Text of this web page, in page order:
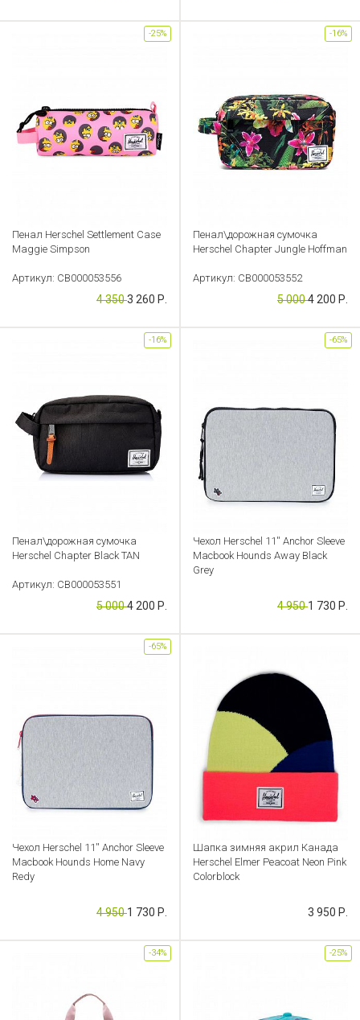
Пенал Herschel Settlement Case
Maggie Simpson
Артикул: CB000053556
4 3503 260 Р.
-25%
Пенал\дорожная сумочка
Herschel Chapter Jungle Hoffman
Артикул: CB000053552
5 0004 200 Р.
-16%
Пенал\дорожная сумочка
Herschel Chapter Black TAN
Артикул: CB000053551
5 0004 200 Р.
-16%
Чехол Herschel 11'' Anchor Sleeve
Macbook Hounds Away Black
Grey
Артикул: CB000053547
4 9501 730 Р.
-65%
Чехол Herschel 11'' Anchor Sleeve
Macbook Hounds Home Navy
Redy
Артикул: CB000053548
4 9501 730 Р.
-65%
Шапка зимняя акрил Канада
Herschel Elmer Peacoat Neon Pink
Colorblock
3 950 Р.
-34% -25%